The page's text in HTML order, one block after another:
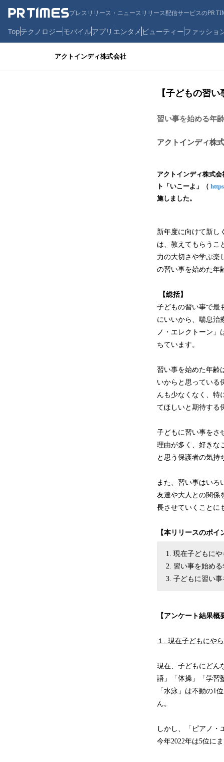
プレスリリース・ニュースリリース配信サービスのPR
Topテクノロジーモバイルアプリ エンタメ ビューティーファッショ
アクトインディ株式会社
【子どもの習
習い事を始める年
アクトインディ株
アクトインディ株式
ト「いこーよ」（
施しました。
新年度に向けて新し
は、教えてもらうこ
力の大切さや学ぶ楽
の習い事を始めた年
【総括】
子どもの習い事で最
にいいから、喘息治
ノ・エレクトーン」
ちています。
習い事を始めた年齢
いからと思っている
んも少なくなく、特
てほしいと期待する
子どもに習い事をさ
理由が多く、好きな
と思う保護者の気持
また、習い事はいろ
友達や大人との関係
長させていくことに
【本リリースのポイ
現在子どもに
習い事を始め
子どもに習い
【アンケート結果概
１. 現在子どもにや
現在、子どもにどん
語」「体操」「学習
「水泳」は不動の1
ん。
しかし、「ピアノ・
今年2022年は5位に